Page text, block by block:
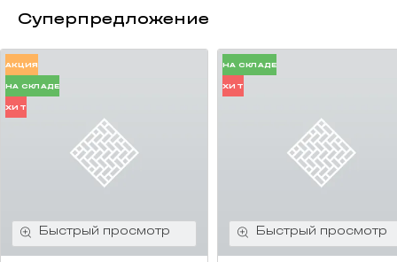
Суперпредложение
АКЦИЯ
НА СКЛАДЕ
ХИТ
НА СКЛАДЕ
ХИТ